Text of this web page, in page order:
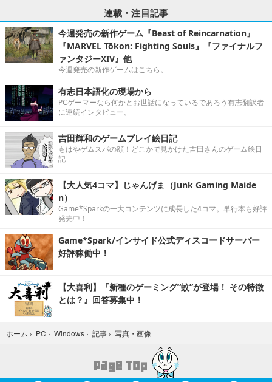
連載・注目記事
今週発売の新作ゲーム『Beast of Reincarnation』
『MARVEL Tōkon: Fighting Souls』『ファイナルフ
ァンタジーXIV』他
今週発売の新作ゲームはこちら。
有志日本語化の現場から
PCゲーマーなら何かとお世話になっているであろう有志翻訳者
に連続インタビュー。
吉田輝和のゲームプレイ絵日記
もはやゲムスパの顔！どこかで見かけた吉田さんのゲーム絵日
記
【大人気4コマ】じゃんげま（Junk Gaming Maide
n）
Game*Sparkの一大コンテンツに成長した4コマ。単行本も好評
発売中！
Game*Spark/インサイド公式ディスコードサーバー
好評稼働中！
【大喜利】『新種のゲーミング“蚊”が登場！ その特徴
とは？』回答募集中！
ホーム › PC › Windows › 記事 › 写真・画像